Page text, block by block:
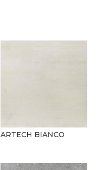
ARTECH BIANCO